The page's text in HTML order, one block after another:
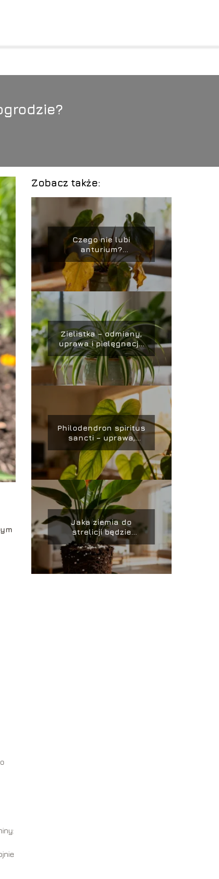
Zobacz także:
Czego nie lubi
anturium?
Najczęstsze błędy w
uprawie
Zielistka – odmiany,
uprawa i pielęgnacja
w domu
Philodendron spiritus
sancti – uprawa,
pielęgnacja,
stanowisko
Jaka ziemia do
strelicji będzie
najlepsza? Poradnik
uprawy